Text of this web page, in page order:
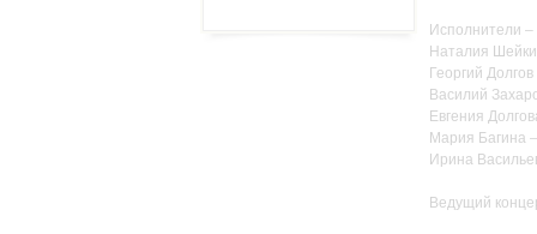
Исполнители
Наталия
Георгий
Василий
Евгения
Мария Багина
Ирина
Ведущий